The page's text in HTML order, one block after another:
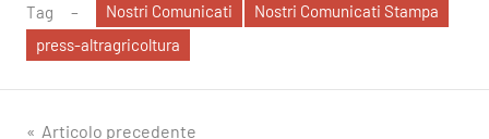
Tag Nostri Comunicati
Nostri Comunicati Stampa
press-altragricoltura
Articolo precedente